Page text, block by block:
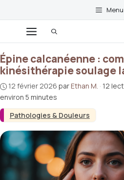
contenu
Menu
Menu
Pathologies & Douleurs
Épine calcanéenne :
kinésithérapie soulage
12 février 2026 parEthan M. · 12
environ 5 minutes